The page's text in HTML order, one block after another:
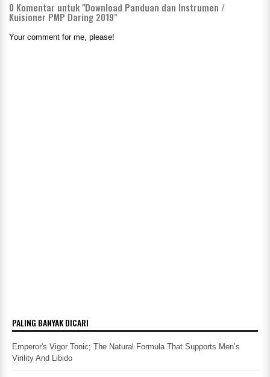
0 Komentar untuk "Download Panduan dan Instrumen /
Kuisioner PMP Daring 2019"
Your comment for me, please!
PALING BANYAK DICARI
Emperor's Vigor Tonic; The Natural Formula That Supports Men’s
Virility And Libido